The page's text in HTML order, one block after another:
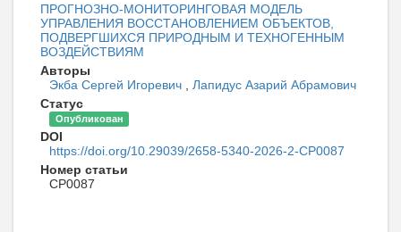
ПРОГНОЗНО-МОНИТОРИНГОВАЯ МОДЕЛЬ
УПРАВЛЕНИЯ ВОССТАНОВЛЕНИЕМ ОБЪЕКТОВ,
ПОДВЕРГШИХСЯ ПРИРОДНЫМ И ТЕХНОГЕННЫМ
ВОЗДЕЙСТВИЯМ
Авторы
Экба Сергей Игоревич
Лапидус Азарий Абрамович
Статус
Опубликован
DOI
https://doi.org/10.29039/2658-5340-2026-2-CP0087
Номер статьи
CP0087